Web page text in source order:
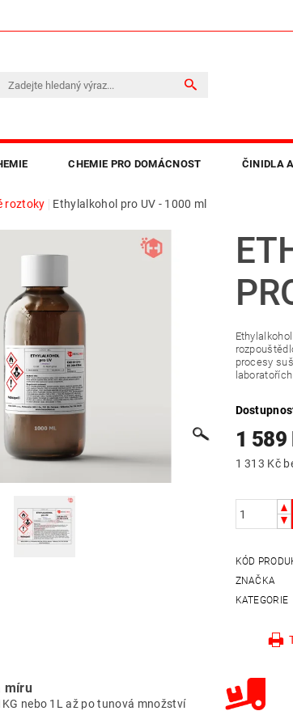
CHEMIE PRO DOMÁCNOST ČINIDLA
PRYSKYŘICE OBCHODNÍ PODMÍNKY
roztoky Ethylalkohol pro UV - 1000 ml
procesy
1 589
1
KÓD
ZNAČKA
KATEGORIE
míru
nebo 1L až po tunová množství